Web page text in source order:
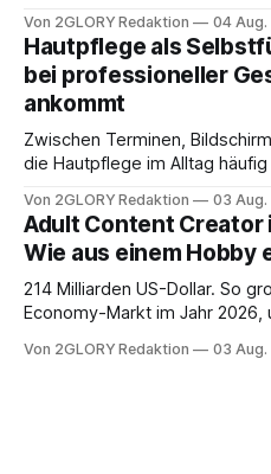
besitzt, loggt sich heute über
Portal ein. Der klassische
Von 2GLORY Redaktion 04 Aug.
Hautpflege als
bei professioneller
ankommt
Zwischen Terminen,
die Hautpflege im Alltag
Drogerie – mehr ist zeitlich
Haut empfindlich auf Stress,
Umwelteinflüsse: Sie wirkt
Unreinheiten. Professionelle
Von 2GLORY Redaktion 03 Aug.
Adult Content
Wie aus einem Hobby
214 Milliarden US-Dollar. So
Economy-Markt im Jahr 2026,
ist längst ein
Von 2GLORY Redaktion 03 Aug.